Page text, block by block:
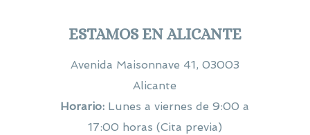
ESTAMOS EN ALICANTE
Avenida Maisonnave 41, 03003
Alicante
Horario: Lunes a viernes de 9:00 a
17:00 horas (Cita previa)